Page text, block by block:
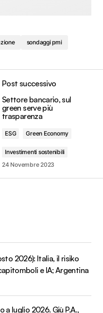
sondaggi pmi
Post successivo
Settore bancario, sul
green serve più
trasparenza
ESG Green Economy
Investimenti sostenibili
24 Novembre 2023
2026): Italia, il risiko
e IA; Argentina
a luglio 2026. Giù P.A.,